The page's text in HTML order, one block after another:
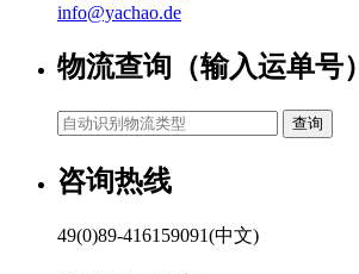
info@yachao.de
物流查询（输入运单号
咨询热线
49(0)89-416159091(中文)